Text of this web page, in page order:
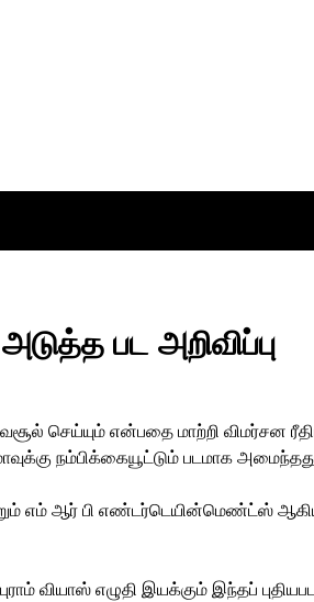
பட அறிவிப்பு
செய்யும் என்பதை மாற்றி விமர்சன
நம்பிக்கையூட்டும் படமாக
எம் ஆர் பி எண்டர்டெயின்மெண்ட்ஸ்
வியாஸ் எழுதி இயக்கும் இந்தப்